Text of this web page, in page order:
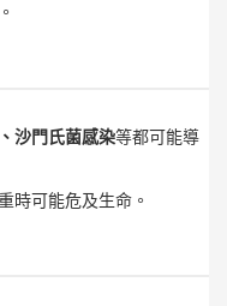
沙門氏菌感染等都可能導
時可能危及生命。